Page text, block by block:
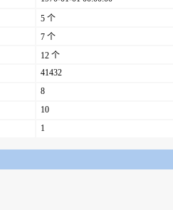
5 个
7 个
12 个
41432
8
10
1